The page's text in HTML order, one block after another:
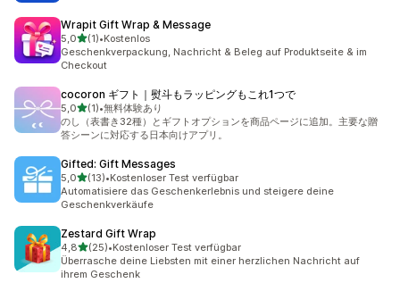
Wrapit Gift Wrap & Message
5,0von 5 Sternen
(1)
1 Rezensionen insgesamt
•Kostenlos
Geschenkverpackung, Nachricht & Beleg auf Produktseite & im
Checkout
cocoron ギフト｜熨斗もラッピングもこれ1つで
5,0von 5 Sternen
(1)
1 Rezensionen insgesamt
•無料体験あり
のし（表書き32種）とギフトオプションを商品ページに追加。主要な贈
答シーンに対応する日本向けアプリ。
Gifted: Gift Messages
5,0von 5 Sternen
(13)
13 Rezensionen insgesamt
•Kostenloser Test verfügbar
Automatisiere das Geschenkerlebnis und steigere deine
Geschenkverkäufe
Zestard Gift Wrap
4,8von 5 Sternen
(25)
25 Rezensionen insgesamt
•Kostenloser Test verfügbar
Überrasche deine Liebsten mit einer herzlichen Nachricht auf
ihrem Geschenk